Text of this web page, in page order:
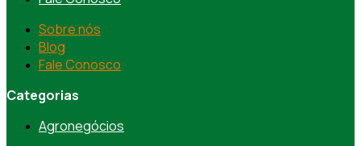
Sobre nós
Blog
Fale Conosco
Categorias
Agronegócios